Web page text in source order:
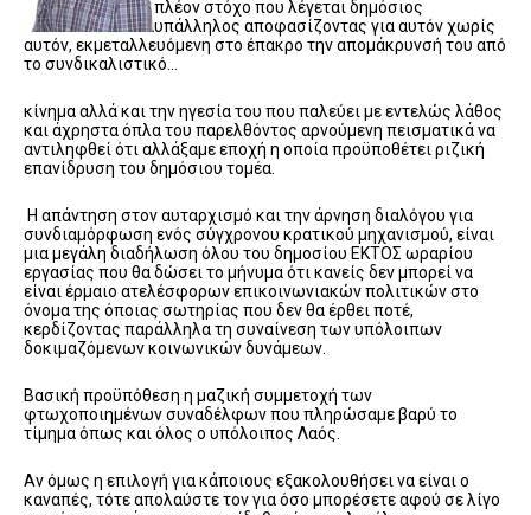
πλέον στόχο που λέγεται δημόσιος
υπάλληλος αποφασίζοντας για αυτόν χωρίς
αυτόν, εκμεταλλευόμενη στο έπακρο την απομάκρυνσή του από
το συνδικαλιστικό…
κίνημα αλλά και την ηγεσία του που παλεύει με εντελώς λάθος
και άχρηστα όπλα του παρελθόντος αρνούμενη πεισματικά να
αντιληφθεί ότι αλλάξαμε εποχή η οποία προϋποθέτει ριζική
επανίδρυση του δημόσιου τομέα.
Η απάντηση στον αυταρχισμό και την άρνηση διαλόγου για
συνδιαμόρφωση ενός σύγχρονου κρατικού μηχανισμού, είναι
μια μεγάλη διαδήλωση όλου του δημοσίου ΕΚΤΟΣ ωραρίου
εργασίας που θα δώσει το μήνυμα ότι κανείς δεν μπορεί να
είναι έρμαιο ατελέσφορων επικοινωνιακών πολιτικών στο
όνομα της όποιας σωτηρίας που δεν θα έρθει ποτέ,
κερδίζοντας παράλληλα τη συναίνεση των υπόλοιπων
δοκιμαζόμενων κοινωνικών δυνάμεων.
Βασική προϋπόθεση η μαζική συμμετοχή των
φτωχοποιημένων συναδέλφων που πληρώσαμε βαρύ το
τίμημα όπως και όλος ο υπόλοιπος Λαός.
Αν όμως η επιλογή για κάποιους εξακολουθήσει να είναι ο
καναπές, τότε απολαύστε τον για όσο μπορέσετε αφού σε λίγο